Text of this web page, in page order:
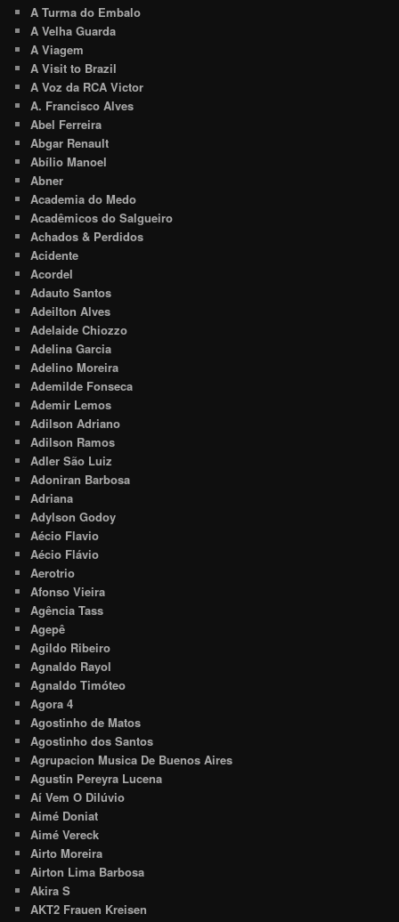
A Turma do Embalo
A Velha Guarda
A Viagem
A Visit to Brazil
A Voz da RCA Victor
A. Francisco Alves
Abel Ferreira
Abgar Renault
Abílio Manoel
Abner
Academia do Medo
Acadêmicos do Salgueiro
Achados & Perdidos
Acidente
Acordel
Adauto Santos
Adeilton Alves
Adelaide Chiozzo
Adelina Garcia
Adelino Moreira
Ademilde Fonseca
Ademir Lemos
Adilson Adriano
Adilson Ramos
Adler São Luiz
Adoniran Barbosa
Adriana
Adylson Godoy
Aécio Flavio
Aécio Flávio
Aerotrio
Afonso Vieira
Agência Tass
Agepê
Agildo Ribeiro
Agnaldo Rayol
Agnaldo Timóteo
Agora 4
Agostinho de Matos
Agostinho dos Santos
Agrupacion Musica De Buenos Aires
Agustin Pereyra Lucena
Aí Vem O Dilúvio
Aimé Doniat
Aimé Vereck
Airto Moreira
Airton Lima Barbosa
Akira S
AKT2 Frauen Kreisen